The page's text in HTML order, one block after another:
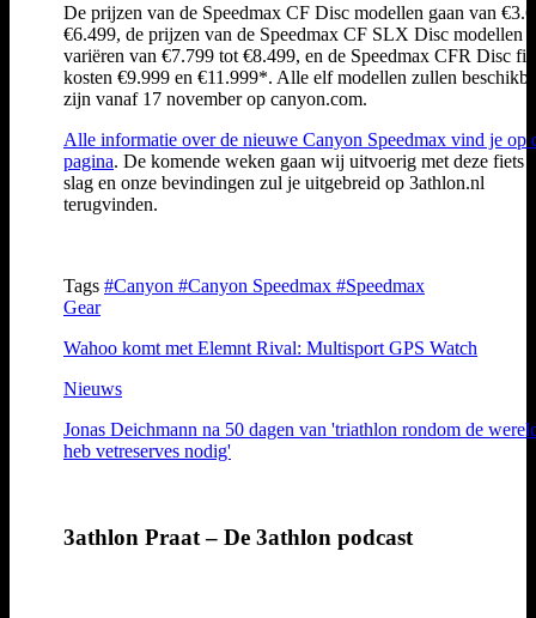
De prijzen van de Speedmax CF Disc modellen gaan van
€6.499, de prijzen van de Speedmax CF SLX Disc modellen
variëren van €7.799 tot €8.499, en de Speedmax CFR Disc
kosten €9.999 en €11.999*. Alle elf modellen zullen
zijn vanaf 17 november op canyon.com.
Alle informatie over de nieuwe Canyon Speedmax vind je op
pagina. De komende weken gaan wij uitvoerig met deze fiets
slag en onze bevindingen zul je uitgebreid op 3athlon.nl
terugvinden.
Tags #Canyon #Canyon Speedmax #Speedmax
Gear
Wahoo komt met Elemnt Rival: Multisport GPS Watch
Nieuws
Jonas Deichmann na 50 dagen van 'triathlon rondom de
heb vetreserves nodig'
3athlon Praat – De 3athlon podcast